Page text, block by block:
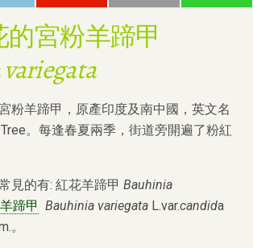
宮粉羊蹄甲
粉羊蹄甲，原產印度及南中國，英文名
Tree。每逢春夏兩季，街道旁開遍了粉紅
見的有: 紅花羊蹄甲 Bauhinia
蹄甲 Bauhinia variegata L.var.candida
。